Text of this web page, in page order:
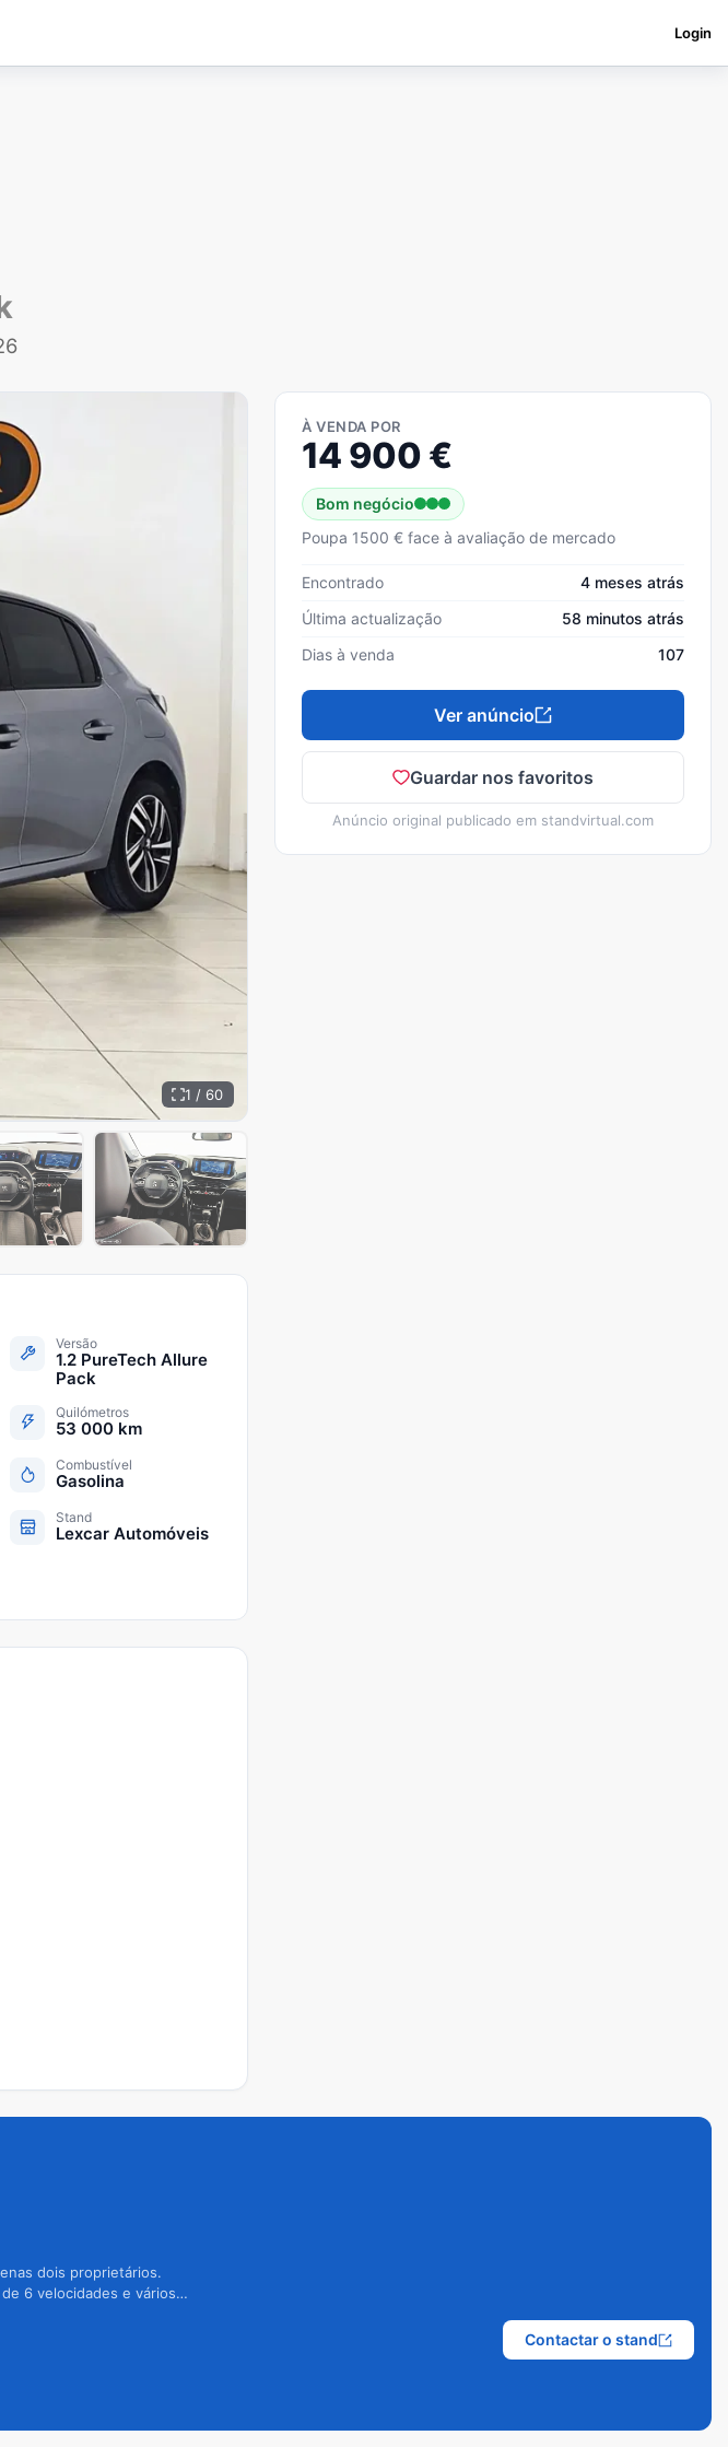
Login
1 / 60
À VENDA POR
14 900 €
Bom negócio
Poupa 1500 € face à avaliação de mercado
Encontrado
4 meses atrás
Última actualização
58 minutos atrás
Dias à venda
107
Ver anúncio
Guardar nos favoritos
Anúncio original publicado em standvirtual.com
Versão
1.2 PureTech Allure
Pack
Quilómetros
53 000 km
Combustível
Gasolina
Stand
Lexcar Automóveis
dois proprietários.
6 velocidades e vários
Contactar o stand